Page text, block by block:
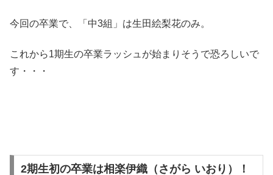
今回の卒業で、「中3組」は生田絵梨花のみ。
これから1期生の卒業ラッシュが始まりそうで恐ろしいで
す・・・
2期生初の卒業は相楽伊織（さがら いおり）！